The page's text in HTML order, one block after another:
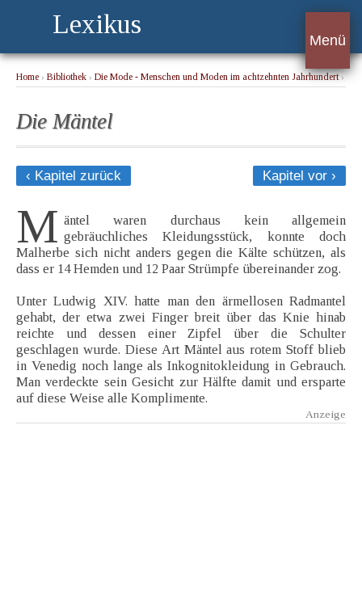
Lexikus
Menü
Home › Bibliothek › Die Mode - Menschen und Moden im achtzehnten Jahrhundert›
Die Mäntel
‹ Kapitel zurück Kapitel vor ›
M äntel waren durchaus kein allgemein
gebräuchliches Kleidungsstück, konnte doch
Malherbe sich nicht anders gegen die Kälte schützen, als
dass er 14 Hemden und 12 Paar Strümpfe übereinander zog.
Unter Ludwig XIV. hatte man den ärmellosen Radmantel
gehabt, der etwa zwei Finger breit über das Knie hinab
reichte und dessen einer Zipfel über die Schulter
geschlagen wurde. Diese Art Mäntel aus rotem Stoff blieb
in Venedig noch lange als Inkognitokleidung in Gebrauch.
Man verdeckte sein Gesicht zur Hälfte damit und ersparte
auf diese Weise alle Komplimente.